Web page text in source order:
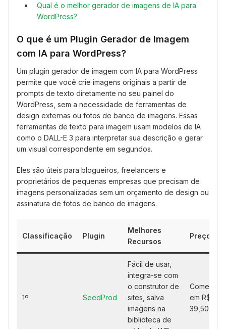
Qual é o melhor gerador de imagens de IA para
WordPress?
O que é um Plugin Gerador de Imagem
com IA para WordPress?
Um plugin gerador de imagem com IA para WordPress
permite que você crie imagens originais a partir de
prompts de texto diretamente no seu painel do
WordPress, sem a necessidade de ferramentas de
design externas ou fotos de banco de imagens. Essas
ferramentas de texto para imagem usam modelos de IA
como o DALL-E 3 para interpretar sua descrição e gerar
um visual correspondente em segundos.
Eles são úteis para blogueiros, freelancers e
proprietários de pequenas empresas que precisam de
imagens personalizadas sem um orçamento de design ou
assinatura de fotos de banco de imagens.
Classificação Plugin
Melhores
Recursos
Preços
1º SeedProd
Fácil de usar,
integra-se com
o construtor de
sites, salva
imagens na
biblioteca de
Começa
em R$
39,50/ano